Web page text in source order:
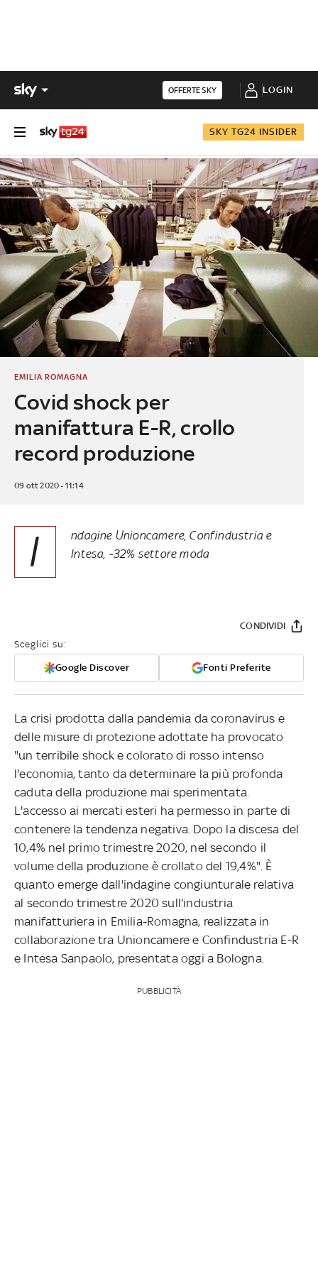
OFFERTE SKY LOGIN
SKY TG24 INSIDER
Covid shock per
manifattura E-R, crollo
record produzione
EMILIA ROMAGNA
09 ott 2020 - 11:14
I
ndagine Unioncamere, Confindustria e
Intesa, -32% settore moda
Sceglici su:
Google Discover Fonti Preferite
CONDIVIDI
La crisi prodotta dalla pandemia da coronavirus e
delle misure di protezione adottate ha provocato
"un terribile shock e colorato di rosso intenso
l'economia, tanto da determinare la più profonda
caduta della produzione mai sperimentata.
L'accesso ai mercati esteri ha permesso in parte di
contenere la tendenza negativa. Dopo la discesa del
10,4% nel primo trimestre 2020, nel secondo il
volume della produzione è crollato del 19,4%". È
quanto emerge dall'indagine congiunturale relativa
al secondo trimestre 2020 sull'industria
manifatturiera in Emilia-Romagna, realizzata in
collaborazione tra Unioncamere e Confindustria E-R
e Intesa Sanpaolo, presentata oggi a Bologna.
PUBBLICITÀ